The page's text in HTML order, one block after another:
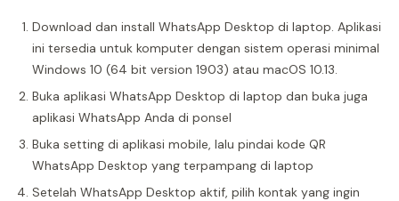
Download dan install WhatsApp Desktop di laptop. Aplikasi
ini tersedia untuk komputer dengan sistem operasi minimal
Windows 10 (64 bit version 1903) atau macOS 10.13.
Buka aplikasi WhatsApp Desktop di laptop dan buka juga
aplikasi WhatsApp Anda di ponsel
Buka setting di aplikasi mobile, lalu pindai kode QR
WhatsApp Desktop yang terpampang di laptop
Setelah WhatsApp Desktop aktif, pilih kontak yang ingin